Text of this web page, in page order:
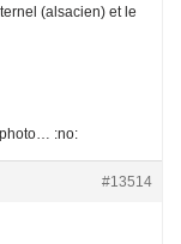
(alsacien) et le
photo… :no:
#13514